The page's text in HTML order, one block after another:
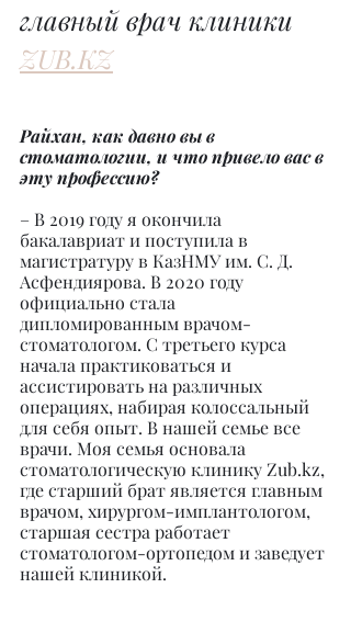
главный врач клиники
ZUB.KZ
Райхан, как давно вы в
стоматологии, и что привело вас в
эту профессию?
– В 2019 году я окончила
бакалавриат и поступила в
магистратуру в КазНМУ им. С. Д.
Асфендиярова. В 2020 году
официально стала
дипломированным врачом-
стоматологом. С третьего курса
начала практиковаться и
ассистировать на различных
операциях, набирая колоссальный
для себя опыт. В нашей семье все
врачи. Моя семья основала
стоматологическую клинику Zub.kz,
где старший брат является главным
врачом, хирургом-имплантологом,
старшая сестра работает
стоматологом-ортопедом и заведует
нашей клиникой.